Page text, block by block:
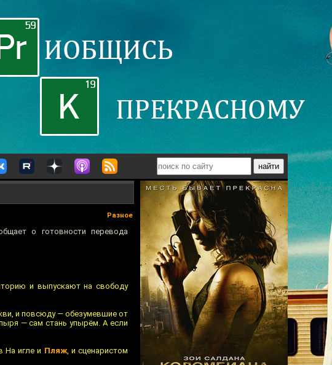
Разное
о готовности перевода
и выпускают на свободу
и повсюду — обезумевшие от
— сам стань упырём. А если
На игле и Пляж, и сценаристом